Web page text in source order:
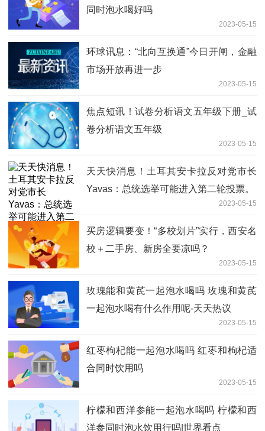
同时泡水喝好吗
2023-05-15
环球讯息：“北向互换通”今日开闸，金融
市场开放再进一步
2023-05-15
焦点短讯！试卷分析语文五年级下册_试
卷分析语文五年级
2023-05-15
天天快消息！土耳其安卡拉反对党市长
Yavas：总统选举可能进入第二轮投票。
2023-05-15
买房逻辑要变！“多校划片”实行，西安名
校＋二手房、新房全要凉吗？
2023-05-15
玫瑰能和黄芪一起泡水喝吗 玫瑰和黄芪
一起泡水喝有什么作用呢-天天热议
2023-05-15
红枣枸杞能一起泡水喝吗 红枣和枸杞适
合同时饮用吗
2023-05-15
柠檬和西洋参能一起泡水喝吗 柠檬和西
洋参同时泡水饮用行吗|世界看点